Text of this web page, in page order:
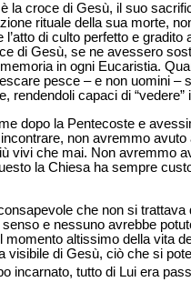
la croce di Gesù, il suo
rituale della sua morte,
di culto perfetto e
di Gesù, se ne avessero
in ogni Eucaristia.
pesce – e non uomini –
rendendoli capaci di
dopo la Pentecoste e
non avremmo
vivi che mai. Non avremmo
la Chiesa ha sempre
che non si
e nessuno avrebbe
momento altissimo della vita
visibile di Gesù, ciò che si
incarnato, tutto di Lui era